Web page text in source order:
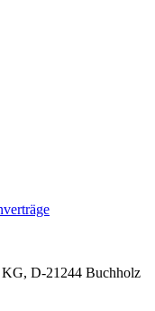
D-21244 Buchholz